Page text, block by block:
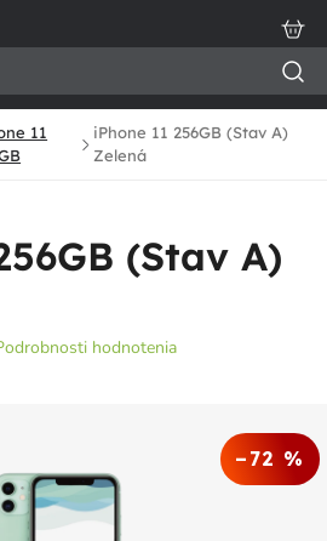
11
iPhone 11 256GB (Stav A)
Zelená
(Stav A)
hodnotenia
–72 %